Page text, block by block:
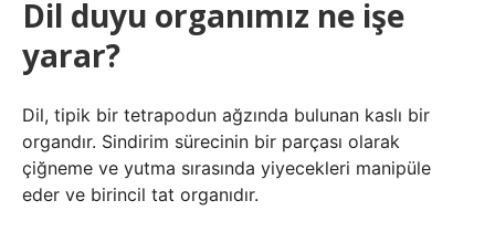
Dil duyu organımız ne işe
yarar?
Dil, tipik bir tetrapodun ağzında bulunan kaslı bir
organdır. Sindirim sürecinin bir parçası olarak
çiğneme ve yutma sırasında yiyecekleri manipüle
eder ve birincil tat organıdır.